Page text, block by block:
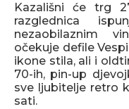
Kazališni će trg
razglednica
nezaobilaznim
očekuje defile
ikone stila, ali i
70-ih, pin-up
sve ljubitelje retro
sati.